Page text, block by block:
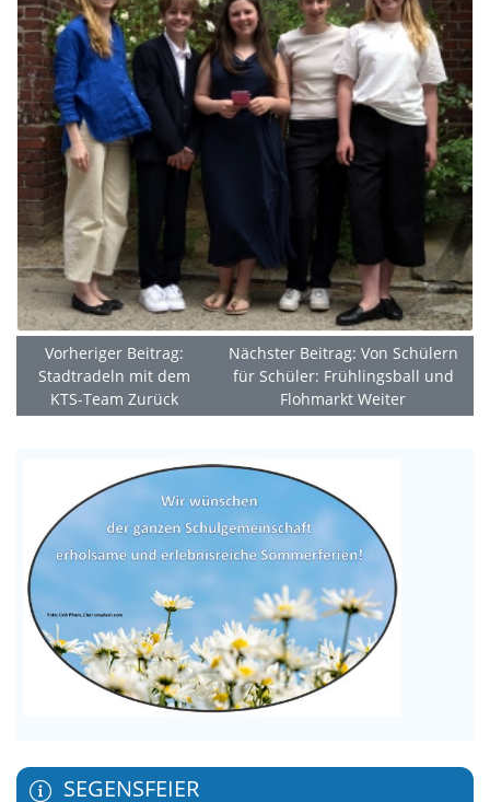
Vorheriger Beitrag:
Stadtradeln mit dem
KTS-TeamZurück
Nächster Beitrag: Von Schülern
für Schüler: Frühlingsball und
FlohmarktWeiter
SEGENSFEIER